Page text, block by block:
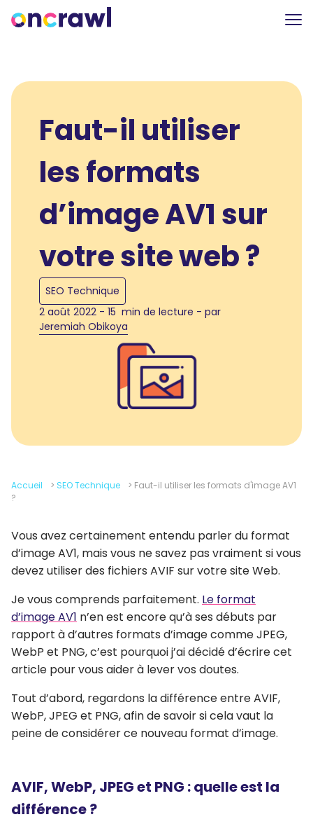
Faut-il utiliser
les formats
d’image AV1 sur
votre site web ?
SEO Technique
2 août 2022 - 15 min de lecture - par
Jeremiah Obikoya
Accueil > SEO Technique > Faut-il utiliser les formats d'image AV1
?
Vous avez certainement entendu parler du format
d’image AV1, mais vous ne savez pas vraiment si vous
devez utiliser des fichiers AVIF sur votre site Web.
Je vous comprends parfaitement. Le format
d’image AV1 n’en est encore qu’à ses débuts par
rapport à d’autres formats d’image comme JPEG,
WebP et PNG, c’est pourquoi j’ai décidé d’écrire cet
article pour vous aider à lever vos doutes.
Tout d’abord, regardons la différence entre AVIF,
WebP, JPEG et PNG, afin de savoir si cela vaut la
peine de considérer ce nouveau format d’image.
AVIF, WebP, JPEG et PNG : quelle est la
différence ?